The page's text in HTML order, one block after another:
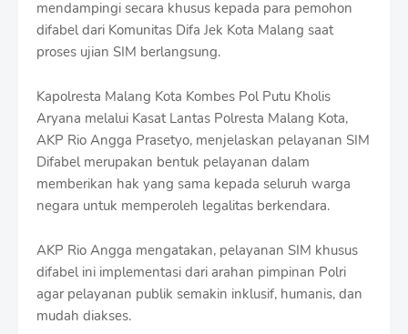
mendampingi secara khusus kepada para pemohon
difabel dari Komunitas Difa Jek Kota Malang saat
proses ujian SIM berlangsung.
Kapolresta Malang Kota Kombes Pol Putu Kholis
Aryana melalui Kasat Lantas Polresta Malang Kota,
AKP Rio Angga Prasetyo, menjelaskan pelayanan SIM
Difabel merupakan bentuk pelayanan dalam
memberikan hak yang sama kepada seluruh warga
negara untuk memperoleh legalitas berkendara.
AKP Rio Angga mengatakan, pelayanan SIM khusus
difabel ini implementasi dari arahan pimpinan Polri
agar pelayanan publik semakin inklusif, humanis, dan
mudah diakses.
t
h
h
o
f
f
T
e
m
l
t
e